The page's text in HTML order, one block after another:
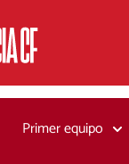
Primer equipo